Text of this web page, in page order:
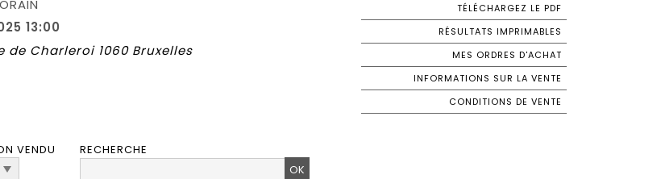
13:00
de Charleroi 1060 Bruxelles
TÉLÉCHARGEZ LE PDF
RÉSULTATS IMPRIMABLES
MES ORDRES D'ACHAT
INFORMATIONS SUR LA VENTE
CONDITIONS DE VENTE
VENDU RECHERCHE